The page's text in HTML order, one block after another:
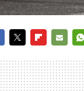
MAIL